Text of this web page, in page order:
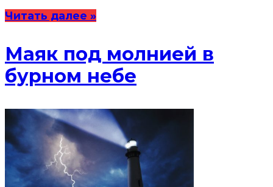
Читать далее »
Маяк под молнией в
бурном небе